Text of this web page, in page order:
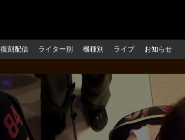
復刻配信 ライター別 機種別 ライブ お知らせ